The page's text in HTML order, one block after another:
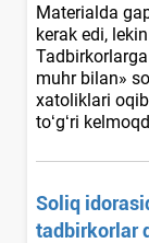
Materialda
kerak edi,
muhr bilan»
хatoliklari
toʻgʻri
Soliq
tadbirkorlar